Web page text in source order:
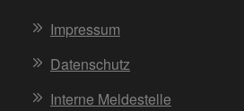
Impressum
Datenschutz
Interne Meldestelle